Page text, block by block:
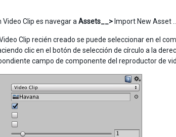
Clip es navegar a Assets__> Import New Asset
Clip recién creado se puede seleccionar en el
clic en el botón de selección de círculo a la
campo de componente del reproductor de